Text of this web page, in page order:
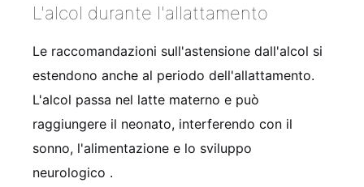
L'alcol durante l'allattamento
Le raccomandazioni sull'astensione dall'alcol si
estendono anche al periodo dell'allattamento.
L'alcol passa nel latte materno e può
raggiungere il neonato, interferendo con il
sonno, l'alimentazione e lo sviluppo
neurologico .